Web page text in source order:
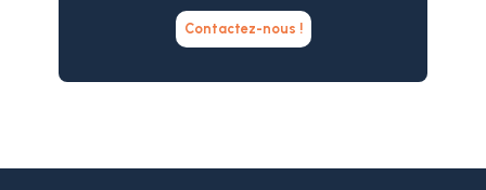
Contactez-nous !